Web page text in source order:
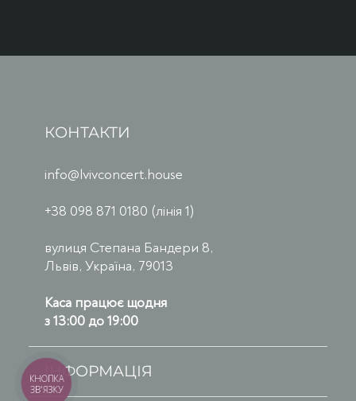
КОНТАКТИ
info@lvivconcert.house
+38 098 871 0180 (лінія 1)
вулиця Степана Бандери 8,
Львів, Україна, 79013
Каса працює щодня
з 13:00 до 19:00
ІНФОРМАЦІЯ
КНОПКА
ЗВ'ЯЗКУ